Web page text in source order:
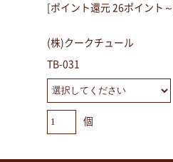
[ポイント還元 26ポイント～]
(株)クークチュール
TB-031
個